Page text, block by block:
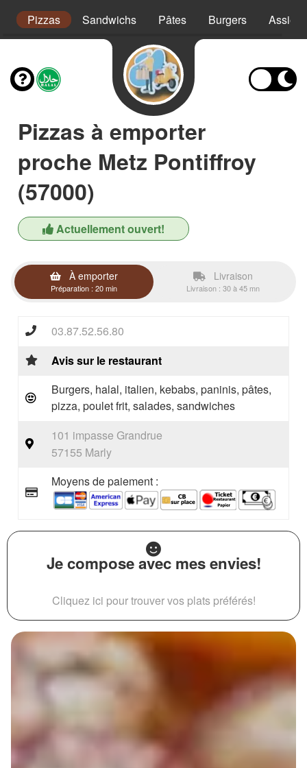
Pizzas Sandwichs Pâtes Burgers
Pizzas à emporter
proche Metz Pontiffroy
(57000)
Actuellement ouvert!
À emporter
Préparation : 20 min
Livraison
Livraison : 30 à 45 mn
03.87.52.56.80
Avis sur le restaurant
Burgers, halal, italien, kebabs, paninis, pâtes,
pizza, poulet frit, salades, sandwiches
101 impasse Grandrue
57155 Marly
Moyens de paiement :
Je compose avec mes envies!
Cliquez ici pour trouver vos plats préférés!